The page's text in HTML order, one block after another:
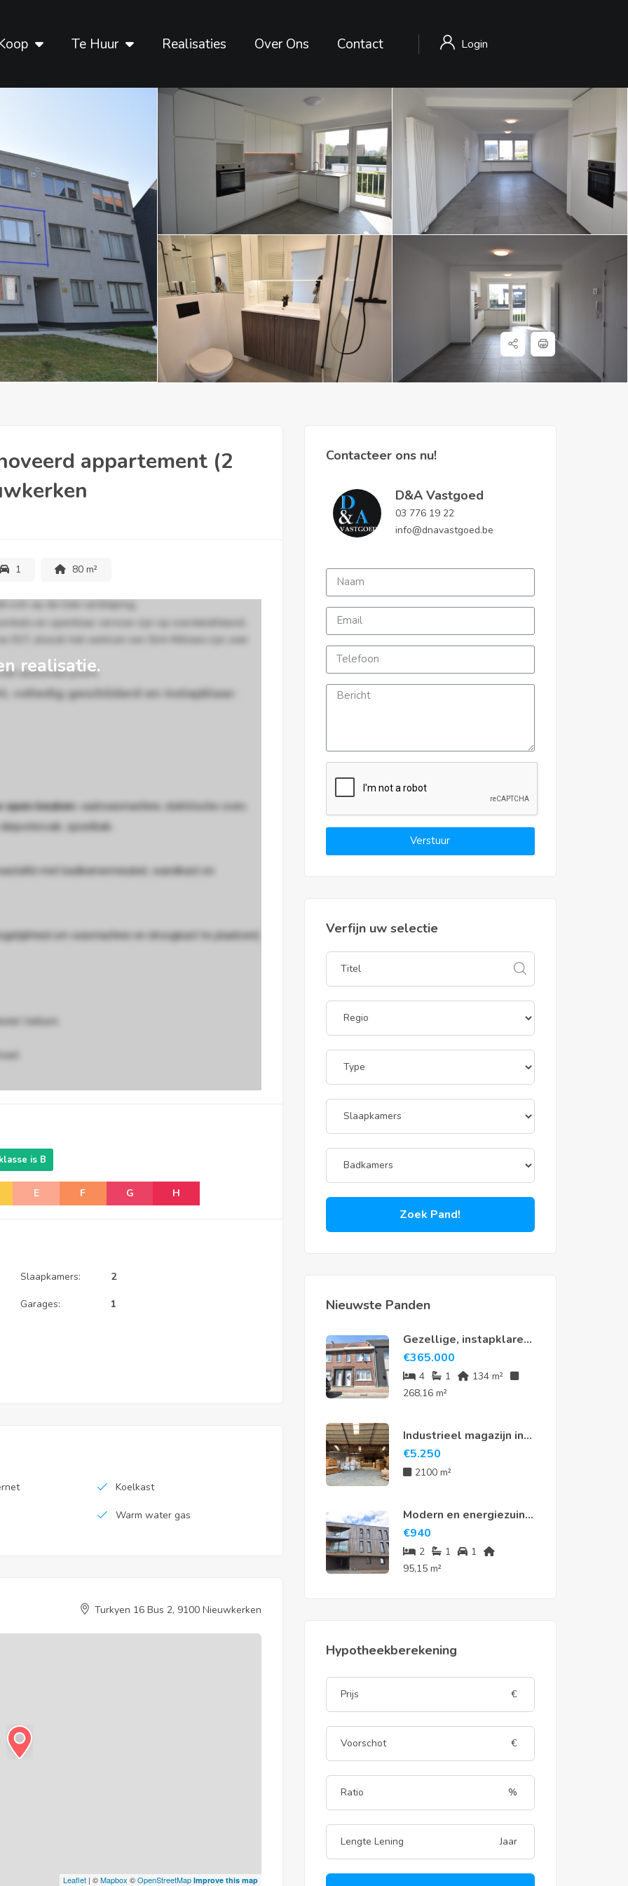
Te Huur Realisaties Over Ons Contact Login
appartement (2
1 80 m²
realisatie.
zich op de 1ste verdieping,
en openbaar vervoer zijn op wandelafstand,
E17, alsook het centrum van Sint-Niklaas zijn zeer
sectionale poort.
volledig geschilderd en instapklaar.
open keuken: vaatwasmachine, elektrische oven,
spoelbak.
met badkamermeubel, wandkast en
om wasmachine en droogkast te plaatsen)
Vaillant.
is B
E F G H
Slaapkamers: 2
Garages: 1
Koelkast
Warm water gas
Turkyen 16 Bus 2, 9100 Nieuwkerken
Leaflet | ©Mapbox ©OpenStreetMap Improve this map
Contacteer ons nu!
D&A Vastgoed
03 776 19 22
info@dnavastgoed.be
Verstuur
Verfijn uw selectie
Zoek Pand!
Nieuwste Panden
Gezellige, instapklare
rijwoning met 4
slaapkamers en tuin in
hartje Meerdonk
€365.000
4 1
134 m²
268,16 m²
Industrieel magazijn in
Sint-Niklaas
€5.250
2100 m²
Modern en energiezuinig
appartement te huur in
hartje Nieuwkerken-
Waas
€940
2 1
1
95,15 m²
Hypotheekberekening
€
€
%
Jaar